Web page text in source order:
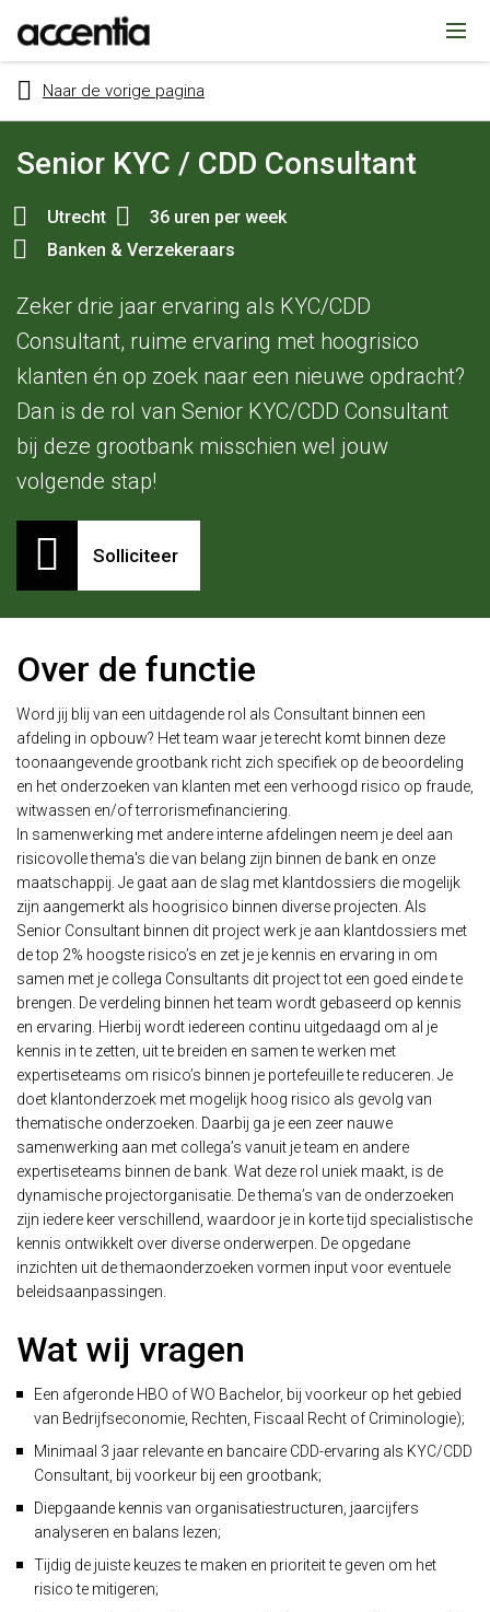
Naar de vorige pagina
Senior KYC / CDD Consultant
Utrecht
36 uren per week
Banken & Verzekeraars
Zeker drie jaar ervaring als KYC/CDD
Consultant, ruime ervaring met hoogrisico
klanten én op zoek naar een nieuwe opdracht?
Dan is de rol van Senior KYC/CDD Consultant
bij deze grootbank misschien wel jouw
volgende stap!
Solliciteer
Over de functie
Word jij blij van een uitdagende rol als Consultant binnen een
afdeling in opbouw? Het team waar je terecht komt binnen deze
toonaangevende grootbank richt zich specifiek op de beoordeling
en het onderzoeken van klanten met een verhoogd risico op fraude,
witwassen en/of terrorismefinanciering.
In samenwerking met andere interne afdelingen neem je deel aan
risicovolle thema's die van belang zijn binnen de bank en onze
maatschappij. Je gaat aan de slag met klantdossiers die mogelijk
zijn aangemerkt als hoogrisico binnen diverse projecten. Als
Senior Consultant binnen dit project werk je aan klantdossiers met
de top 2% hoogste risico’s en zet je je kennis en ervaring in om
samen met je collega Consultants dit project tot een goed einde te
brengen. De verdeling binnen het team wordt gebaseerd op kennis
en ervaring. Hierbij wordt iedereen continu uitgedaagd om al je
kennis in te zetten, uit te breiden en samen te werken met
expertiseteams om risico’s binnen je portefeuille te reduceren. Je
doet klantonderzoek met mogelijk hoog risico als gevolg van
thematische onderzoeken. Daarbij ga je een zeer nauwe
samenwerking aan met collega’s vanuit je team en andere
expertiseteams binnen de bank. Wat deze rol uniek maakt, is de
dynamische projectorganisatie. De thema’s van de onderzoeken
zijn iedere keer verschillend, waardoor je in korte tijd specialistische
kennis ontwikkelt over diverse onderwerpen. De opgedane
inzichten uit de themaonderzoeken vormen input voor eventuele
beleidsaanpassingen.
Wat wij vragen
Een afgeronde HBO of WO Bachelor, bij voorkeur op het gebied
van Bedrijfseconomie, Rechten, Fiscaal Recht of Criminologie);
Minimaal 3 jaar relevante en bancaire CDD-ervaring als KYC/CDD
Consultant, bij voorkeur bij een grootbank;
Diepgaande kennis van organisatiestructuren, jaarcijfers
analyseren en balans lezen;
Tijdig de juiste keuzes te maken en prioriteit te geven om het
risico te mitigeren;